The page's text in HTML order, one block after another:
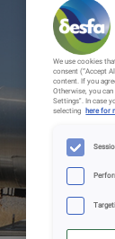
We use cookies
consent (“Accept
content. If you
Otherwise, you
Settings". In case
selecting
here for